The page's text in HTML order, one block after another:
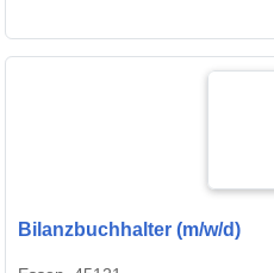
Bilanzbuchhalter (m/w/d)